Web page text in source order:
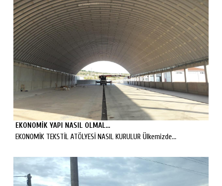
EKONOMİK YAPI NASIL OLMAL...
EKONOMİK TEKSTİL ATÖLYESİ NASIL KURULUR Ülkemizde...